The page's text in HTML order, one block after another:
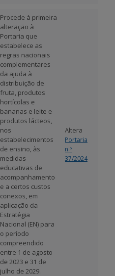
Procede à primeira
alteração à
Portaria que
estabelece as
regras nacionais
complementares
da ajuda à
distribuição de
fruta, produtos
hortícolas e
bananas e leite e
produtos lácteos,
nos
estabelecimentos
de ensino, às
medidas
educativas de
acompanhamento
e a certos custos
conexos, em
aplicação da
Estratégia
Nacional (EN) para
o período
compreendido
entre 1 de agosto
de 2023 e 31 de
julho de 2029.
Altera
Portaria
n.º
37/2024